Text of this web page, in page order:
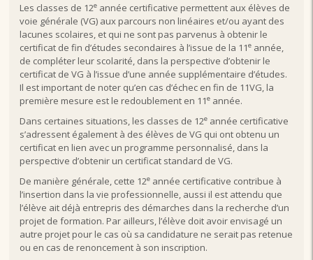
Les classes de 12e année certificative permettent aux élèves de
voie générale (VG) aux parcours non linéaires et/ou ayant des
lacunes scolaires, et qui ne sont pas parvenus à obtenir le
certificat de fin d’études secondaires à l’issue de la 11e année,
de compléter leur scolarité, dans la perspective d’obtenir le
certificat de VG à l’issue d’une année supplémentaire d’études.
Il est important de noter qu’en cas d’échec en fin de 11VG, la
première mesure est le redoublement en 11e année.
Dans certaines situations, les classes de 12e année certificative
s’adressent également à des élèves de VG qui ont obtenu un
certificat en lien avec un programme personnalisé, dans la
perspective d’obtenir un certificat standard de VG.
De manière générale, cette 12e année certificative contribue à
l’insertion dans la vie professionnelle, aussi il est attendu que
l’élève ait déjà entrepris des démarches dans la recherche d’un
projet de formation. Par ailleurs, l’élève doit avoir envisagé un
autre projet pour le cas où sa candidature ne serait pas retenue
ou en cas de renoncement à son inscription.